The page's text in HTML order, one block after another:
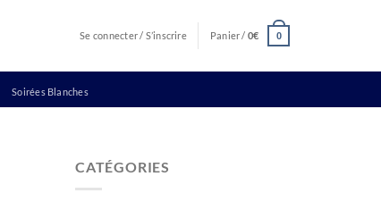
Se connecter / S’inscrire Panier / 0€ 0
Soirées Blanches
CATÉGORIES